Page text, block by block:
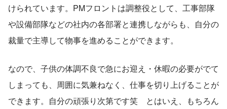
けられています。PMフロントは調整役として、工事部隊
や設備部隊などの社内の各部署と連携しながらも、自分の
裁量で主導して物事を進めることができます。
なので、子供の体調不良で急にお迎え・休暇の必要がでて
しまっても、周囲に気兼ねなく、仕事を切り上げることが
できます。自分の頑張り次第です笑　とはいえ、もちろん